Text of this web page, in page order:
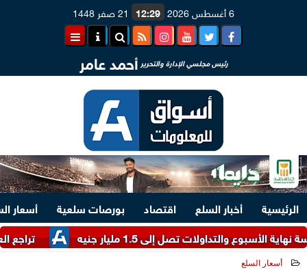
6 أغسطس 2026 12:29 21 صفر 1448
رئيس مجلسي الإدارة والتحرير أحمد عامر
الرئيسية أخبار السلع اقتصاد بورصات سلعية
أسعار
تراجع العملة
تصل إلى 1.5 مليار جنيه
أسعار السلع